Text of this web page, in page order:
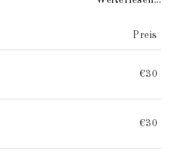
Preis
€30
€30